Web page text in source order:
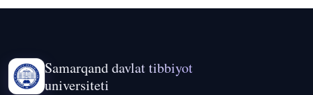
Samarqand davlat tibbiyot
universiteti